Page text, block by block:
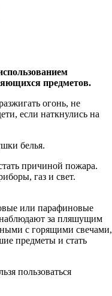
предметов.
огонь, не
если наткнулись на
белья.
причиной пожара.
газ и свет.
или парафиновые
наблюдают за пляшущим
с горящими свечами,
предметы и стать
пользоваться